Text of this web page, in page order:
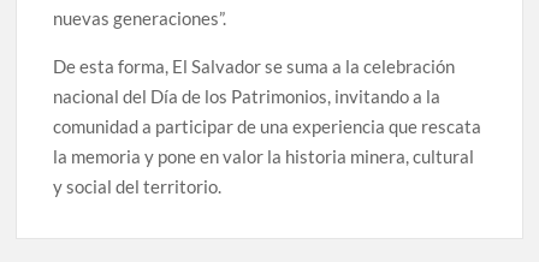
nuevas generaciones”.
De esta forma, El Salvador se suma a la celebración
nacional del Día de los Patrimonios, invitando a la
comunidad a participar de una experiencia que rescata
la memoria y pone en valor la historia minera, cultural
y social del territorio.